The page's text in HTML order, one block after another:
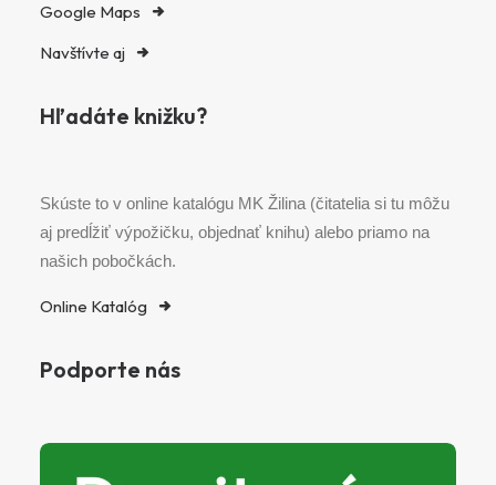
Google Maps
Navštívte aj
Hľadáte knižku?
Skúste to v online katalógu MK Žilina (čitatelia si tu môžu
aj predĺžiť výpožičku, objednať knihu) alebo priamo na
našich pobočkách.
Online Katalóg
Podporte nás